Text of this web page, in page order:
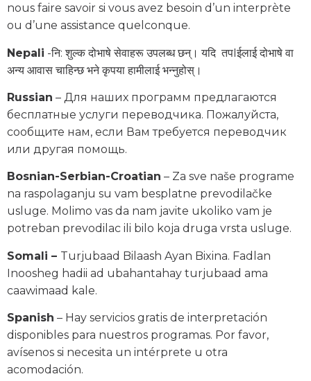
nous faire savoir si vous avez besoin d’un interprète
ou d’une assistance quelconque.
Nepali -नि: शुल्क दोभाषे सेवाहरू उपलब्ध छन्। यदि तपIईलाई दोभाषे वा
अन्य आवास चाहिन्छ भने कृपया हामीलाई भन्नुहोस्।
Russian – Для наших программ предлагаются
бесплатные услуги переводчика. Пожалуйста,
сообщите нам, если Вам требуется переводчик
или другая помощь.
Bosnian-Serbian-Croatian – Za sve naše programe
na raspolaganju su vam besplatne prevodilačke
usluge. Molimo vas da nam javite ukoliko vam je
potreban prevodilac ili bilo koja druga vrsta usluge.
Somali – Turjubaad Bilaash Ayan Bixina. Fadlan
Inoosheg hadii ad ubahantahay turjubaad ama
caawimaad kale.
Spanish – Hay servicios gratis de interpretación
disponibles para nuestros programas. Por favor,
avísenos si necesita un intérprete u otra
acomodación.